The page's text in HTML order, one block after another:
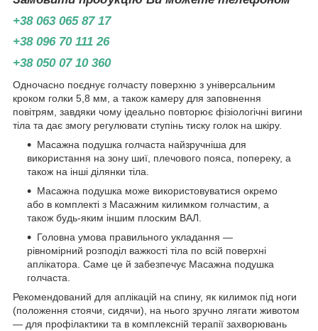
+38 063 065 87 17
+38 096 70 111 26
+38 050 07 10 360
Одночасно поєднує голчасту поверхню з універсальним
кроком голки 5,8 мм, а також камеру для заповнення
повітрям, завдяки чому ідеально повторює фізіологічні вигини
тіла та дає змогу регулювати ступінь тиску голок на шкіру.
Масажна подушка голчаста найзручніша для
використання на зону шиї, плечового пояса, попереку, а
також на інші ділянки тіла.
Масажна подушка може використовуватися окремо
або в комплекті з Масажним килимком голчастим, а
також будь-яким іншим плоским ВАЛ.
Головна умова правильного укладання —
рівномірний розподіл важкості тіла по всій поверхні
аплікатора. Саме це й забезпечує Масажна подушка
голчаста.
Рекомендований для аплікацій на спину, як килимок під ноги
(положення стоячи, сидячи), на нього зручно лягати животом
— для профілактики та в комплексній терапії захворювань